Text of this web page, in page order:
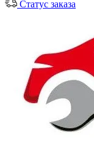
Статус заказа